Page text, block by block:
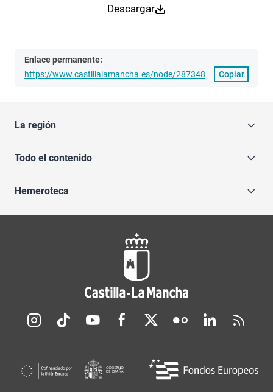
Descargar
Enlace permanente:
https://www.castillalamancha.es/node/287348
Copiar
La región
Todo el contenido
Hemeroteca
Redes sociales JCCM